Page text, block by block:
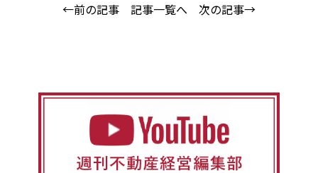
←前の記事 記事一覧へ 次の記事→